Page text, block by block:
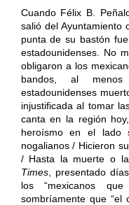
Cuando Félix B.
salió del Ayuntamiento
punta de su bastón
estadounidenses. No
obligaron a los
bandos, al
estadounidenses
injustificada al tomar
canta en la región
heroísmo en el lado
nogalianos / Hicieron
/ Hasta la muerte o
Times, presentado
los “mexicanos
sombríamente que “el